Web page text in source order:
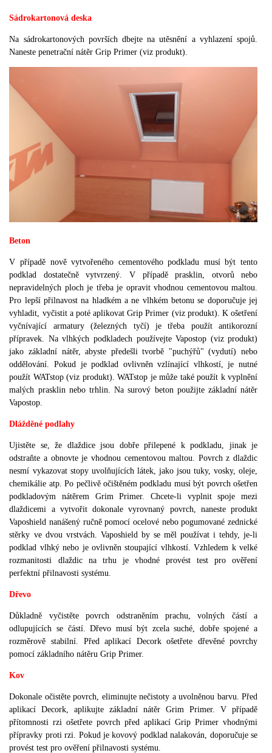
Sádrokartonová deska
Na sádrokartonových površích dbejte na utěsnění a vyhlazení spojů.
Naneste penetrační nátěr Grip Primer (viz produkt).
Beton
V případě nově vytvořeného cementového podkladu musí být tento
podklad dostatečně vytvrzený.
V případě prasklin, otvorů nebo
nepravidelných ploch je třeba je opravit vhodnou cementovou maltou.
Pro lepší přilnavost na hladkém a ne vlhkém betonu se doporučuje jej
vyhladit, vyčistit a poté aplikovat Grip Primer (viz produkt). K ošetření
vyčnívající armatury (železných tyčí) je třeba použít antikorozní
přípravek.
Na vlhkých podkladech používejte Vapostop (viz produkt)
jako základní nátěr, abyste předešli tvorbě "puchýřů" (vydutí) nebo
oddělování.
Pokud je podklad ovlivněn vzlínající vlhkostí, je nutné
použít WATstop (viz produkt).
WATstop je může také použít k vyplnění
malých prasklin nebo trhlin.
Na surový beton použijte základní nátěr
Vapostop.
Dlážděné podlahy
Ujistěte se, že dlaždice jsou dobře přilepené k podkladu, jinak je
odstraňte a obnovte je vhodnou cementovou maltou.
Povrch z dlaždic
nesmí vykazovat stopy uvolňujících látek, jako jsou tuky, vosky, oleje,
chemikálie atp. Po pečlivě očištěném podkladu musí být povrch ošetřen
podkladovým nátěrem Grim Primer.
Chcete-li vyplnit spoje mezi
dlaždicemi a vytvořit dokonale vyrovnaný povrch, naneste produkt
Vaposhield nanášený ručně pomocí ocelové nebo pogumované zednické
stěrky ve dvou vrstvách.
Vaposhield by se měl používat i tehdy, je-li
podklad vlhký nebo je ovlivněn stoupající vlhkostí.
Vzhledem k velké
rozmanitosti dlaždic na trhu je vhodné provést test pro ověření
perfektní přilnavosti systému.
Dřevo
Důkladně vyčistěte povrch odstraněním prachu, volných částí a
odlupujících se částí.
Dřevo musí být zcela suché, dobře spojené a
rozměrově stabilní.
Před aplikací Decork ošetřete dřevěné povrchy
pomocí základního nátěru Grip Primer.
Kov
Dokonale očistěte povrch, eliminujte nečistoty a uvolněnou barvu.
Před
aplikací Decork, aplikujte základní nátěr Grim Primer.
V případě
přítomnosti rzi ošetřete povrch před aplikací Grip Primer vhodnými
přípravky proti rzi.
Pokud je kovový podklad nalakován, doporučuje se
provést test pro ověření přilnavosti systému.